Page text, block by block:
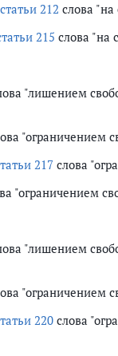
212 слова
215 слова "на
"лишением
"ограничением
217 слова
"ограничением
"лишением
"ограничением
220 слова